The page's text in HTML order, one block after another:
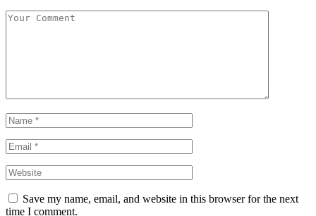
Save my name, email, and website in this browser for the next
time I comment.